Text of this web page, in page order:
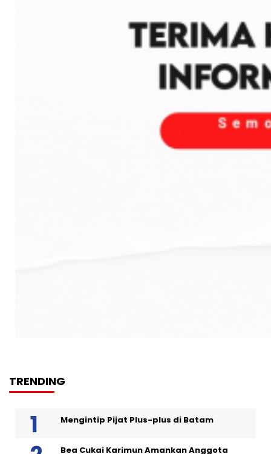
TRENDING
Mengintip Pijat Plus-plus di Batam
Bea Cukai Karimun Amankan Anggota